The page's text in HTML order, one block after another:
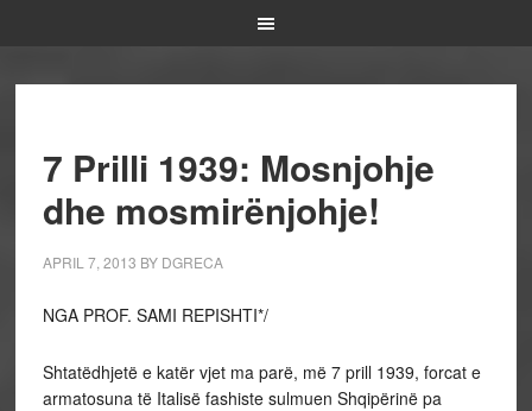
7 Prilli 1939: Mosnjohje
dhe mosmirënjohje!
APRIL 7, 2013 BY DGRECA
NGA PROF. SAMI REPISHTI*/
Shtatëdhjetë e katër vjet ma parë, më 7 prill 1939, forcat e
armatosuna të Italisë fashiste sulmuen Shqipërinë pa